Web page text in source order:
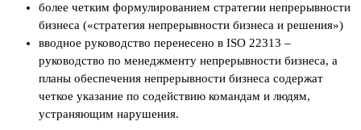
более четким формулированием стратегии непрерывности
бизнеса («стратегия непрерывности бизнеса и решения»)
вводное руководство перенесено в ISO 22313 –
руководство по менеджменту непрерывности бизнеса, а
планы обеспечения непрерывности бизнеса содержат
четкое указание по содействию командам и людям,
устраняющим нарушения.